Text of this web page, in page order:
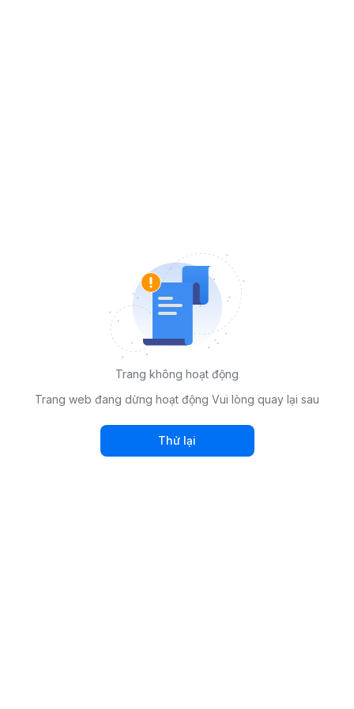
Trang không hoạt động
Trang web đang dừng hoạt động Vui lòng quay lại sau
Thử lại